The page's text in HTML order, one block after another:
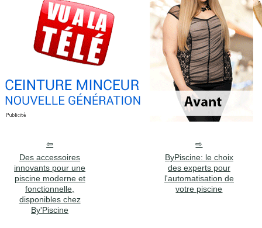
Des accessoires
innovants pour une
piscine moderne et
fonctionnelle,
disponibles chez
By'Piscine
ByPiscine: le choix
des experts pour
l'automatisation de
votre piscine